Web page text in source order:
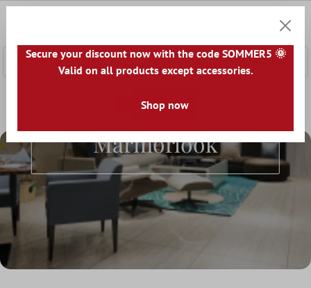
Utseende
Golvplattor I
Marmorlook
Secure your discount now with the code SOMMER5 🌞
Valid on all products except accessories.
Shop now